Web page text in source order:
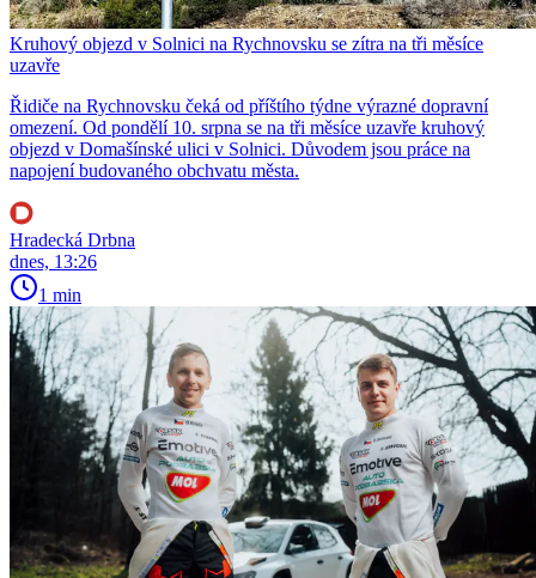
Kruhový objezd v Solnici na Rychnovsku se zítra na tři měsíce
uzavře
Řidiče na Rychnovsku čeká od příštího týdne výrazné dopravní
omezení. Od pondělí 10. srpna se na tři měsíce uzavře kruhový
objezd v Domašínské ulici v Solnici. Důvodem jsou práce na
napojení budovaného obchvatu města.
Hradecká Drbna
dnes, 13:26
1 min